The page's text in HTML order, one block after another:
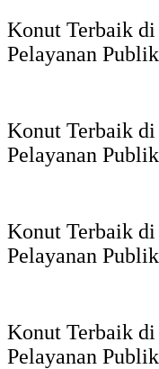
Konut Terbaik
Pelayanan
Konut Terbaik
Pelayanan
Konut Terbaik
Pelayanan
Konut Terbaik
Pelayanan